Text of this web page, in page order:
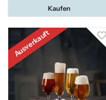
Kaufen
Ausverkauft